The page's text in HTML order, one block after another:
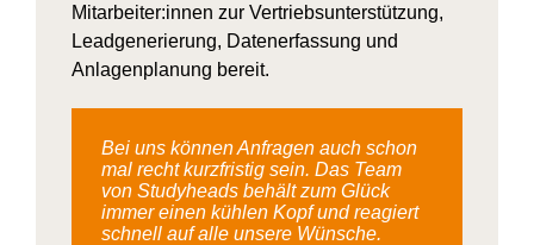
Mitarbeiter:innen zur Vertriebsunterstützung,
Leadgenerierung, Datenerfassung und
Anlagenplanung bereit.
Bei uns können Anfragen auch schon
mal recht kurzfristig sein. Das Team
von Studyheads behält zum Glück
immer einen kühlen Kopf und reagiert
schnell auf alle unsere Wünsche.